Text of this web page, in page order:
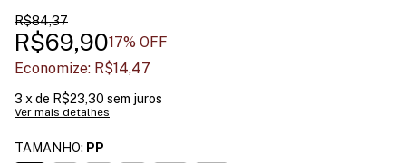
R$84,37
R$69,9017% OFF
Economize: R$14,47
3 x de R$23,30 sem juros
Ver mais detalhes
TAMANHO: PP